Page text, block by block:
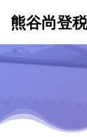
熊谷尚登